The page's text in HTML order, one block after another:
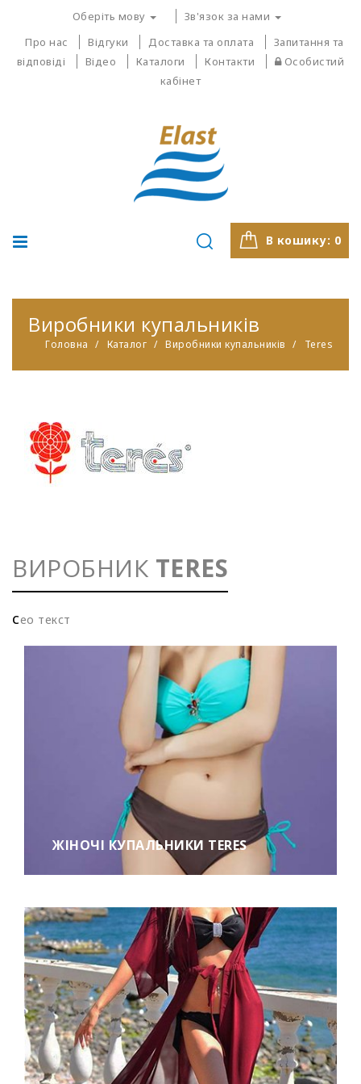
Оберіть мову
Зв'язок за нами
Про нас
Відгуки Доставка та оплата
Запитання та
відповіді
Відео Каталоги Контакти
Особистий
кабінет
В кошику: 0
Виробники купальників
Головна Каталог Виробники купальників Teres
ВИРОБНИК TERES
сео текст
ЖІНОЧІ КУПАЛЬНИКИ TERES